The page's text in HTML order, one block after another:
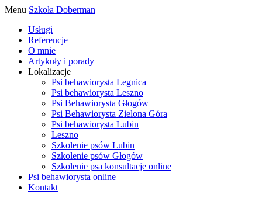
Menu Szkoła Doberman
Usługi
Referencje
O mnie
Artykuły i porady
Lokalizacje
Psi behawiorysta Legnica
Psi behawiorysta Leszno
Psi Behawiorysta Głogów
Psi Behawiorysta Zielona Góra
Psi behawiorysta Lubin
Leszno
Szkolenie psów Lubin
Szkolenie psów Głogów
Szkolenie psa konsultacje online
Psi behawiorysta online
Kontakt